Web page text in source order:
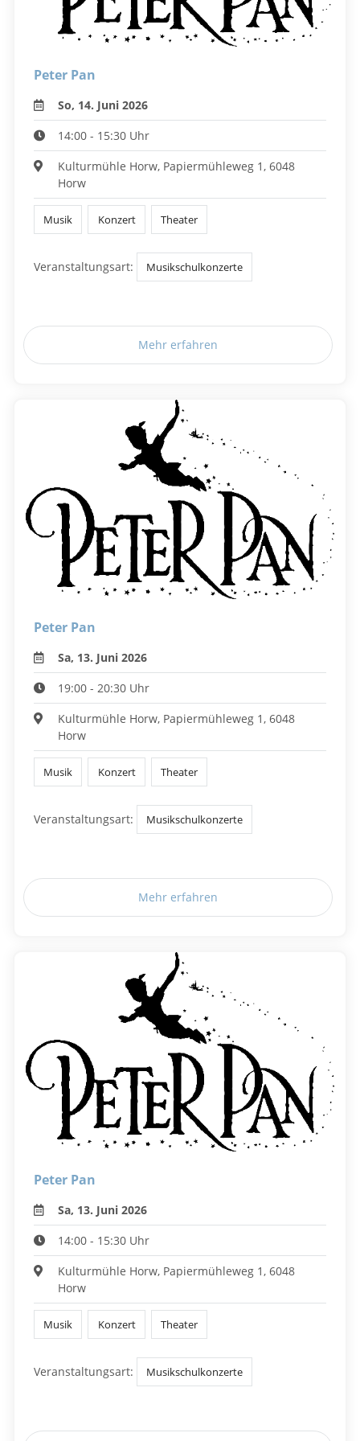
Peter Pan
So, 14. Juni 2026
14:00 - 15:30 Uhr
Kulturmühle Horw, Papiermühleweg 1, 6048
Horw
Musik Konzert Theater
Veranstaltungsart: Musikschulkonzerte
Mehr erfahren
Peter Pan
Sa, 13. Juni 2026
19:00 - 20:30 Uhr
Kulturmühle Horw, Papiermühleweg 1, 6048
Horw
Musik Konzert Theater
Veranstaltungsart: Musikschulkonzerte
Mehr erfahren
Peter Pan
Sa, 13. Juni 2026
14:00 - 15:30 Uhr
Kulturmühle Horw, Papiermühleweg 1, 6048
Horw
Musik Konzert Theater
Veranstaltungsart: Musikschulkonzerte